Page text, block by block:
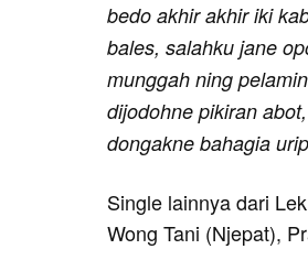
bedo akhir akhir iki
bales, salahku jane
munggah ning
dijodohne pikiran
dongakne bahagia
Single lainnya dari
Wong Tani (Njepat),